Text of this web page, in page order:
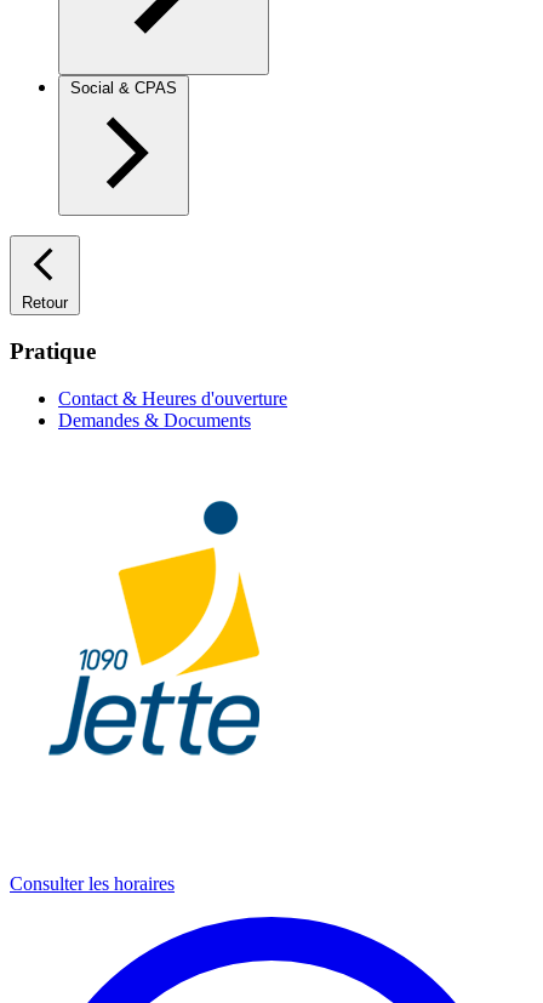
Social & CPAS
Retour
Pratique
Contact & Heures d'ouverture
Demandes & Documents
Consulter les horaires